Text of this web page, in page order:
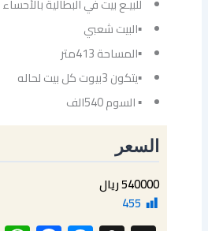
للبيـع بيت في البطالية بالأحساء
▪البيت شعبي
▪المساحة 413متر
▪يتكون 3بيوت كل بيت لحاله
▪ السوم 540الف
السعر
540000 ريال
455